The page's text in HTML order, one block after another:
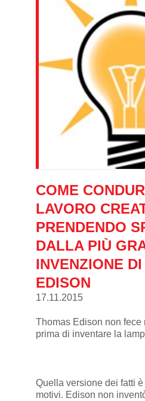
COME
LAVORO
PRENDENDO
DALLA PIÙ
INVENZIONE
EDISON
17.11.2015
Thomas Edison non fece
prima di inventare la
Quella versione dei fatti
motivi. Edison non